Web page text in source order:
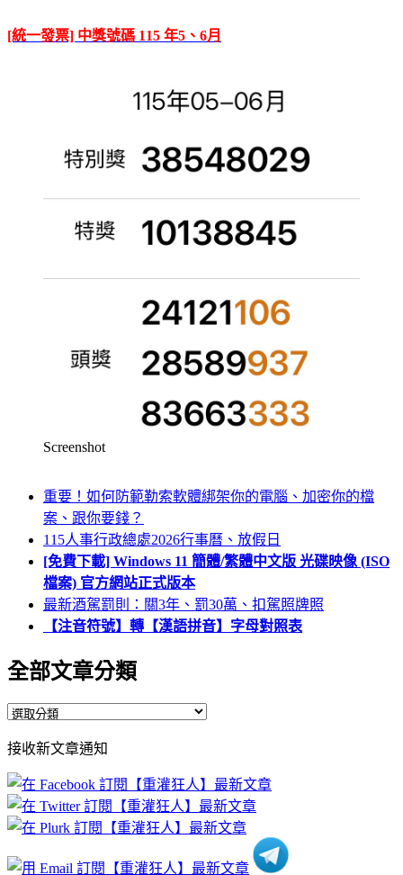
[統一發票] 中獎號碼 115 年5、6月
Screenshot
重要！如何防範勒索軟體綁架你的電腦、加密你的檔
案、跟你要錢？
115人事行政總處2026行事曆、放假日
[免費下載] Windows 11 簡體/繁體中文版 光碟映像 (ISO
檔案) 官方網站正式版本
最新酒駕罰則：關3年、罰30萬、扣駕照牌照
【注音符號】轉【漢語拼音】字母對照表
全部文章分類
全
文
章
分
類
接收新文章通知